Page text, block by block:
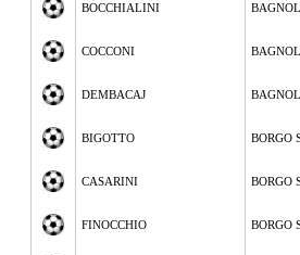
BOCCHIALINI
COCCONI
DEMBACAJ
BIGOTTO BORGO
CASARINI BORGO
FINOCCHIO BORGO